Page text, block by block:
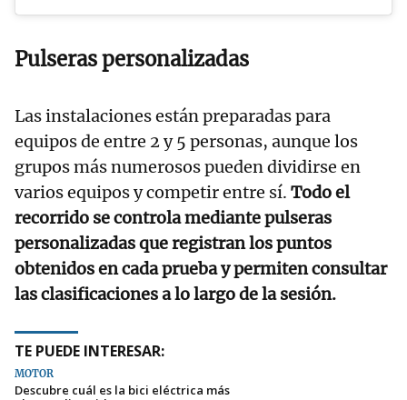
Pulseras personalizadas
Las instalaciones están preparadas para
equipos de entre 2 y 5 personas, aunque los
grupos más numerosos pueden dividirse en
varios equipos y competir entre sí. Todo el
recorrido se controla mediante pulseras
personalizadas que registran los puntos
obtenidos en cada prueba y permiten consultar
las clasificaciones a lo largo de la sesión.
TE PUEDE INTERESAR:
MOTOR
Descubre cuál es la bici eléctrica más